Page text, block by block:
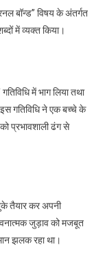
बॉन्ड” विषय के अंतर्गत
में व्यक्त किया।
में भाग लिया तथा
गतिविधि ने एक बच्चे के
प्रभावशाली ढंग से
तैयार कर अपनी
जुड़ाव को मजबूत
झलक रहा था।